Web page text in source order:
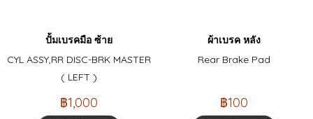
ปั้มเบรคมือ ซ้าย
CYL ASSY,RR DISC-BRK MASTER
( LEFT )
฿1,000
ผ้าเบรค หลัง
Rear Brake Pad
฿100